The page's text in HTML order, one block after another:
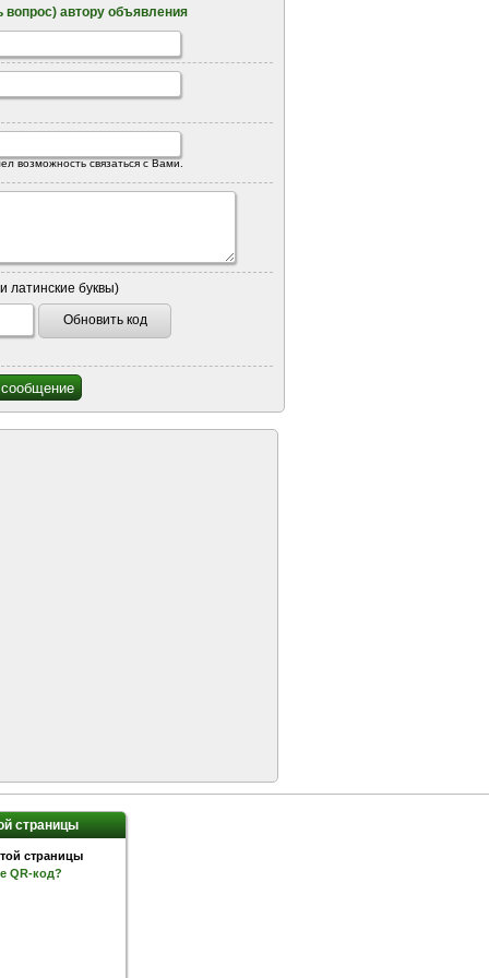
автору объявления
возможность связаться с Вами.
латинские буквы)
Обновить код
страницы
QR-код?